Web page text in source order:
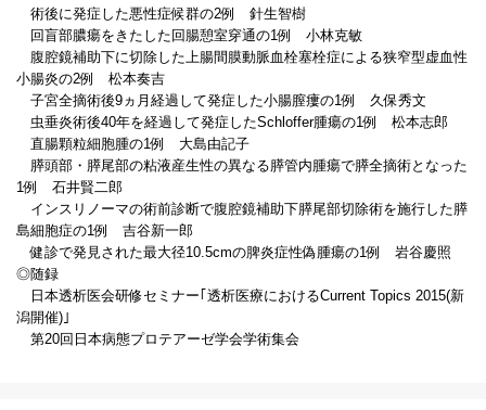
術後に発症した悪性症候群の2例 針生智樹
回盲部膿瘍をきたした回腸憩室穿通の1例 小林克敏
腹腔鏡補助下に切除した上腸間膜動脈血栓塞栓症による狭窄型虚血性
小腸炎の2例 松本奏吉
子宮全摘術後9ヵ月経過して発症した小腸膣瘻の1例 久保秀文
虫垂炎術後40年を経過して発症したSchloffer腫瘍の1例 松本志郎
直腸顆粒細胞腫の1例 大島由記子
膵頭部・膵尾部の粘液産生性の異なる膵管内腫瘍で膵全摘術となった
1例 石井賢二郎
インスリノーマの術前診断で腹腔鏡補助下膵尾部切除術を施行した膵
島細胞症の1例 吉谷新一郎
健診で発見された最大径10.5cmの脾炎症性偽腫瘍の1例 岩谷慶照
◎随録
日本透析医会研修セミナー｢透析医療におけるCurrent Topics 2015(新
潟開催)｣
第20回日本病態プロテアーゼ学会学術集会